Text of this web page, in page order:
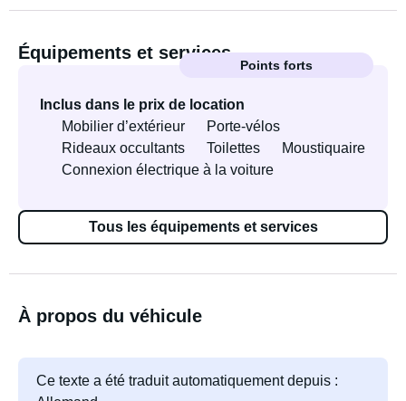
Équipements et services
Points forts
Inclus dans le prix de location
Mobilier d’extérieur
Porte-vélos
Rideaux occultants
Toilettes
Moustiquaire
Connexion électrique à la voiture
Tous les équipements et services
À propos du véhicule
Ce texte a été traduit automatiquement depuis :